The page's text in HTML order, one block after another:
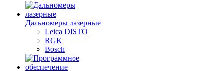
Дальномеры лазерные
Leica DISTO
RGK
Bosch